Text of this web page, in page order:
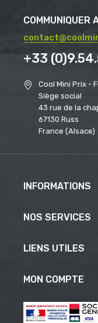
COMMUNIQUER
+33
Cool Mini Prix -
Siège social
43 rue de la
67130 Russ
France (Alsace)
INFORMATIONS
NOS SERVICES
LIENS UTILES
MON COMPTE